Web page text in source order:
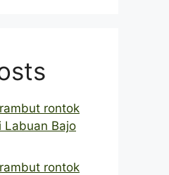
rontok
Bajo
rontok